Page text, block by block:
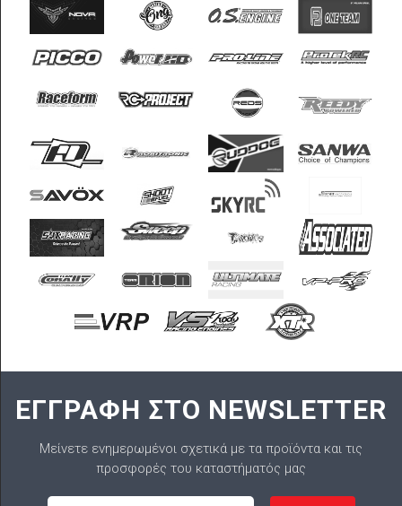
ΕΓΓΡΑΦΗ ΣΤΟ NEWSLETTER
Μείνετε ενημερωμένοι σχετικά με τα προϊόντα και τις
προσφορές του καταστήματός μας